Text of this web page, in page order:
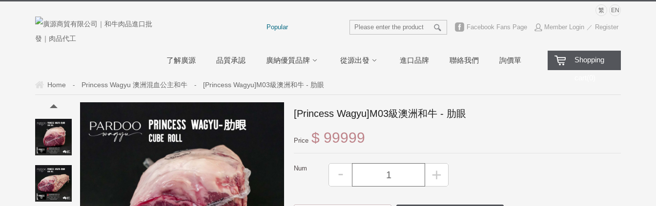
繁 EN
Facebook Fans Page Member Login ／ Register
Popular
了解廣源 品質承認 廣納優質品牌 從源出發 進口品牌 聯絡我們 詢價單 Shopping
Home - Princess Wagyu 澳洲混血公主和牛 - [Princess Wagyu]M03級澳洲和牛 - 肋眼
[Princess Wagyu]M03級澳洲和牛 - 肋眼
Price $ 99999
Num - +